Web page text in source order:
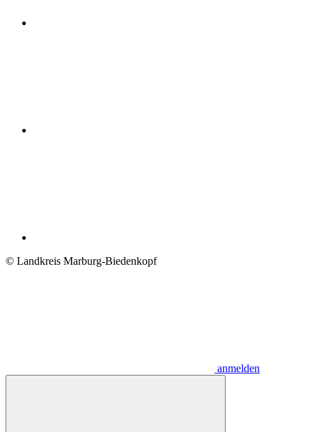
© Landkreis Marburg-Biedenkopf
anmelden